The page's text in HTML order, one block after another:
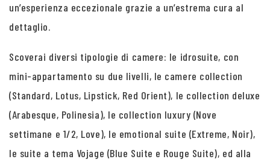
un’esperienza eccezionale grazie a un’estrema cura al
dettaglio.
Scoverai diversi tipologie di camere: le idrosuite, con
mini-appartamento su due livelli, le camere collection
(Standard, Lotus, Lipstick, Red Orient), le collection deluxe
(Arabesque, Polinesia), le collection luxury (Nove
settimane e 1/2, Love), le emotional suite (Extreme, Noir),
le suite a tema Vojage (Blue Suite e Rouge Suite), ed alla